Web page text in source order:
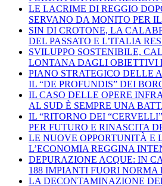
LE LACRIME DI REGGIO
SERVANO DA MONITO PER
SIN DI CROTONE, LA
DEL PASSATO E L’ITALIA
SVILUPPO SOSTENIBILE,
LONTANA DAGLI OBIETTIVI
PIANO STRATEGICO DELLE
IL “DE PROFUNDIS” DEI
IL CASO DELLE OPERE
AL SUD È SEMPRE UNA
IL “RITORNO DEI
PER FUTURO E RINASCITA
LE NUOVE OPPORTUNITÀ E
L’ECONOMIA REGGINA
DEPURAZIONE ACQUE: IN
188 IMPIANTI FUORI NORMA
LA DECONTAMINAZIONE